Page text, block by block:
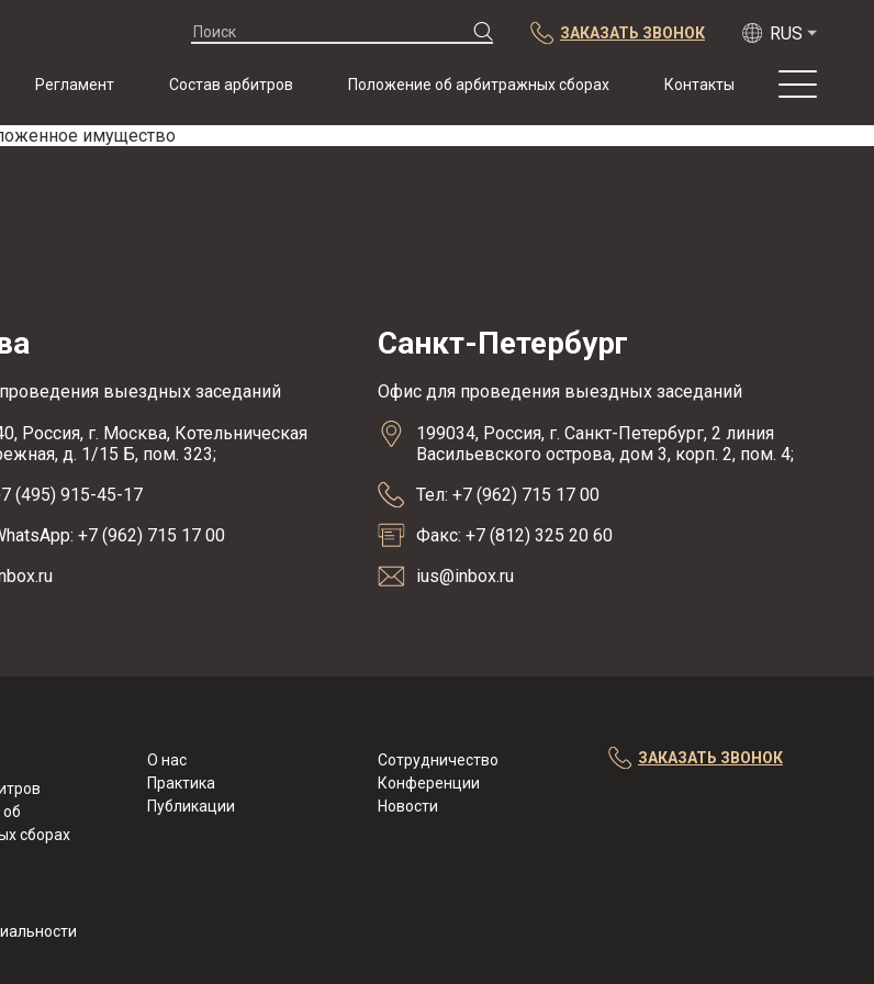
ЗАКАЗАТЬ ЗВОНОК
Регламент Состав арбитров Положение об арбитражных сборах Контакты
О нас
Образцы
договоров с
арбитражной
имущество
выездных заседаний
Россия, г. Москва, Котельническая
д. 1/15 Б, пом. 323;
(495) 915-45-17
+7 (962) 715 17 00
Санкт-Петербург
Офис для проведения выездных заседаний
199034, Россия, г. Санкт-Петербург, 2 линия
Васильевского острова, дом 3, корп. 2, пом. 4;
Тел: +7 (962) 715 17 00
Факс: +7 (812) 325 20 60
ius@inbox.ru
сборах
О нас
Практика
Публикации
Сотрудничество
Конференции
Новости
ЗАКАЗАТЬ ЗВОНОК